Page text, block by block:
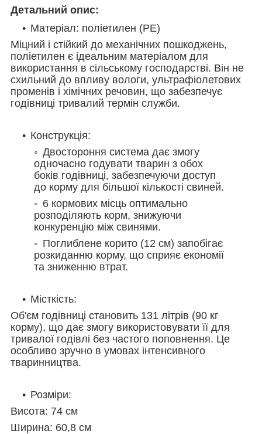
Детальний опис:
Матеріал: поліетилен (PE)
Міцний і стійкий до механічних пошкоджень,
поліетилен є ідеальним матеріалом для
використання в сільському господарстві. Він не
схильний до впливу вологи, ультрафіолетових
променів і хімічних речовин, що забезпечує
годівниці тривалий термін служби.
Конструкція:
Двостороння система дає змогу
одночасно годувати тварин з обох
боків годівниці, забезпечуючи доступ
до корму для більшої кількості свиней.
6 кормових місць оптимально
розподіляють корм, знижуючи
конкуренцію між свинями.
Поглиблене корито (12 см) запобігає
розкиданню корму, що сприяє економії
та зниженню втрат.
Місткість:
Об'єм годівниці становить 131 літрів (90 кг
корму), що дає змогу використовувати її для
тривалої годівлі без частого поповнення. Це
особливо зручно в умовах інтенсивного
тваринництва.
Розміри:
Висота: 74 см
Ширина: 60,8 см